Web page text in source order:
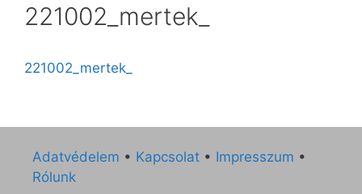
221002_mertek_
221002_mertek_
Adatvédelem • Kapcsolat • Impresszum •
Rólunk